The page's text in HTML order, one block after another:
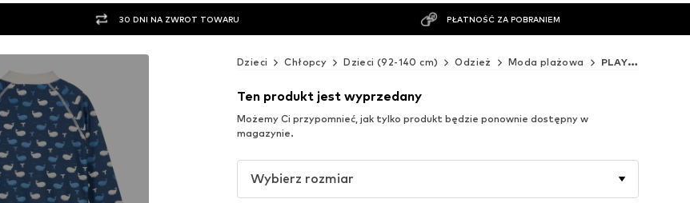
30 DNI NA ZWROT TOWARU PŁATNOŚĆ ZA POBRANIEM
Dzieci Chłopcy Dzieci (92-140 cm) Odzież Moda plażowa PLAYSHOES Moda plażowa
Ten produkt jest wyprzedany
Możemy Ci przypomnieć, jak tylko produkt będzie ponownie dostępny w
magazynie.
Wybierz rozmiar